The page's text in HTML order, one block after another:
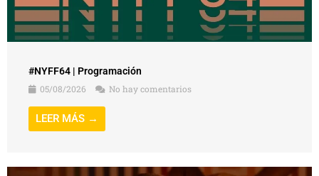
#NYFF64 | Programación
05/08/2026
No hay comentarios
LEER MÁS →